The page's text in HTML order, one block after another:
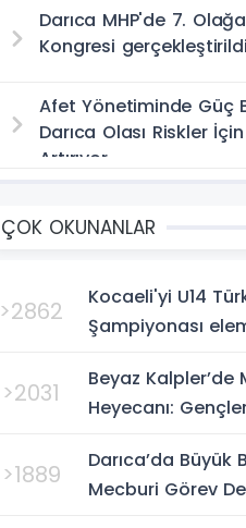
Darıca MHP'de 7.
Kongresi gerçekleştirildi
Afet Yönetiminde Güç
Darıca Olası Riskler
Artırıyor
ÇOK OKUNANLAR
>2862
Kocaeli'yi U14
Şampiyonası
Gençlerbirliği,
oynanan yarı
>2031
Beyaz Kalpler’de
Heyecanı:
>1889
Darıca’da Büyük
Mecburi Görev